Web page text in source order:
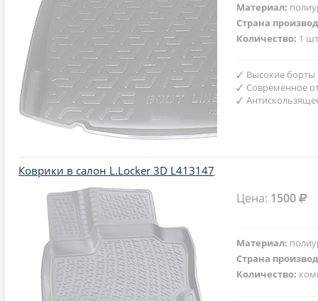
Материал:
Страна
Количество: 1
Высокие борты
Современное
Коврики в салон L.Locker 3D L413147
Цена: 1500
Материал:
Страна
Количество: